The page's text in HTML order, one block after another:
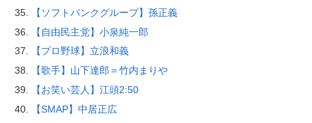
【ソフトバンクグループ】孫正義
【自由民主党】小泉純一郎
【プロ野球】立浪和義
【歌手】山下達郎＝竹内まりや
【お笑い芸人】江頭2:50
【SMAP】中居正広